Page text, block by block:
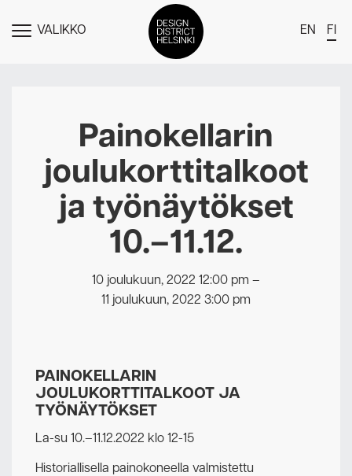
NÄYTÄVALIKKO EN FI
Jäsenet
Tapahtumat
Uutiset
Medialle
Meistä
Design District Helsingin jäsenyydestä
Ota yhteyttä
Painokellarin
joulukorttitalkoot
ja työnäytökset
10.–11.12.
10 joulukuun, 2022 12:00 pm –
11 joulukuun, 2022 3:00 pm
PAINOKELLARIN
JOULUKORTTITALKOOT JA
TYÖNÄYTÖKSET
La-su 10.–11.12.2022 klo 12-15
Historiallisella painokoneella valmistettu